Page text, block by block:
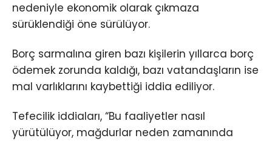
nedeniyle ekonomik olarak çıkmaza
sürüklendiği öne sürülüyor.
Borç sarmalına giren bazı kişilerin yıllarca borç
ödemek zorunda kaldığı, bazı vatandaşların ise
mal varlıklarını kaybettiği iddia ediliyor.
Tefecilik iddiaları, “Bu faaliyetler nasıl
yürütülüyor, mağdurlar neden zamanında